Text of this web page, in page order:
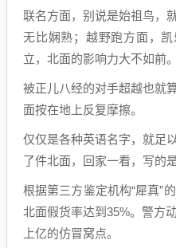
联名方面，别说是始祖鸟，
无比娴熟；越野跑方面，
立，北面的影响力大不如前。
被正儿八经的对手超越也就
面按在地上反复摩擦。
仅仅是各种英语名字，就足
了件北面，回家一看，写的
根据第三方鉴定机构“犀真”
北面假货率达到35%。警方
上亿的仿冒窝点。